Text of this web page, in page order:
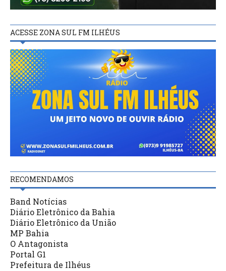
ACESSE ZONA SUL FM ILHÉUS
RECOMENDAMOS
Band Notícias
Diário Eletrônico da Bahia
Diário Eletrônico da União
MP Bahia
O Antagonista
Portal G1
Prefeitura de Ilhéus